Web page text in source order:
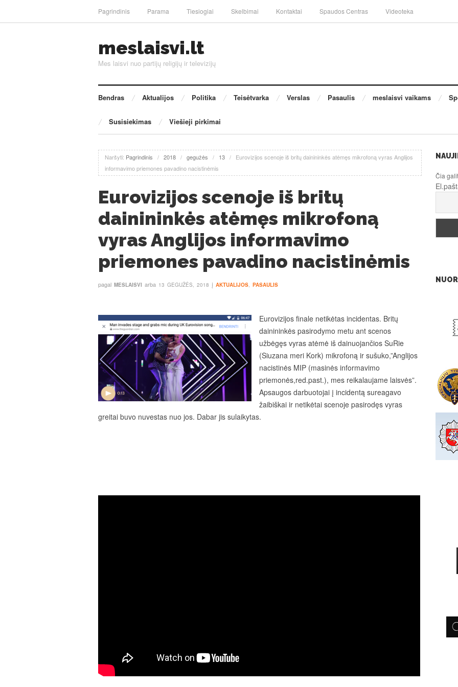
Pagrindinis Parama Tiesiogiai Skelbimai Kontaktai Spaudos Centras Videoteka
meslaisvi.lt
Mes laisvi nuo partijų religijų ir televizijų
Bendras Aktualijos Politika Teisėtvarka Verslas Pasaulis meslaisvi vaikams
Susisiekimas Viešieji pirkimai
Naršyti: Pagrindinis / 2018 / gegužės / 13 /
Eurovizijos scenoje iš britų dainininkės atėmęs mikrofoną vyras Anglijos
informavimo priemones pavadino nacistinėmis
Eurovizijos scenoje iš britų
dainininkės atėmęs mikrofoną
vyras Anglijos informavimo
priemones pavadino nacistinėmis
pagal MESLAISVI arba 13 GEGUŽĖS, 2018 į AKTUALIJOS, PASAULIS
Eurovizijos finale netikėtas incidentas. Britų
dainininkės pasirodymo metu ant scenos
užbėgęs vyras atėmė iš dainuojančios SuRie
(Siuzana meri Kork) mikrofoną ir sušuko,”Anglijos
nacistinės MIP (masinės informavimo
priemonės,red.past.), mes reikalaujame laisvės”.
Apsaugos darbuotojai į incidentą sureagavo
žaibiškai ir netikėtai scenoje pasirodęs vyras
greitai buvo nuvestas nuo jos. Dabar jis sulaikytas.
Čia